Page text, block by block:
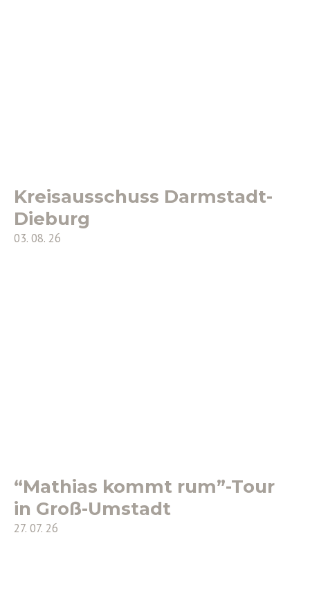
Kreisausschuss Darmstadt-
Dieburg
03. 08. 26
“Mathias kommt rum”-Tour
in Groß-Umstadt
27. 07. 26